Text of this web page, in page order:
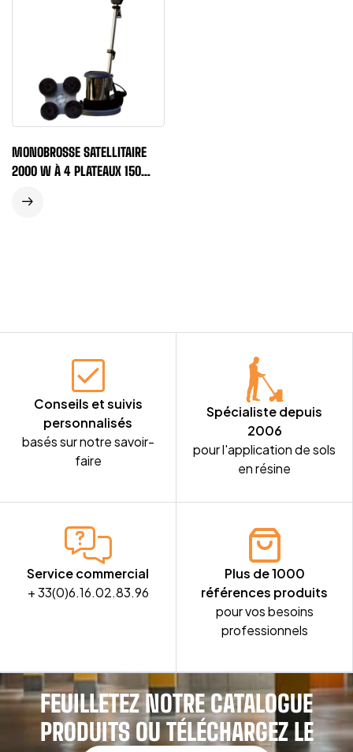
MONOBROSSE SATELLITAIRE
2000 W À 4 PLATEAUX 150
D’ASPIRATION
Conseils et suivis
personnalisés
basés sur notre savoir-
faire
Spécialiste depuis
2006
pour l'application de sols
en résine
Service commercial
+ 33(0)6.16.02.83.96
Plus de 1000
références produits
pour vos besoins
professionnels
FEUILLETEZ NOTRE CATALOGUE
PRODUITS OU TÉLÉCHARGEZ LE